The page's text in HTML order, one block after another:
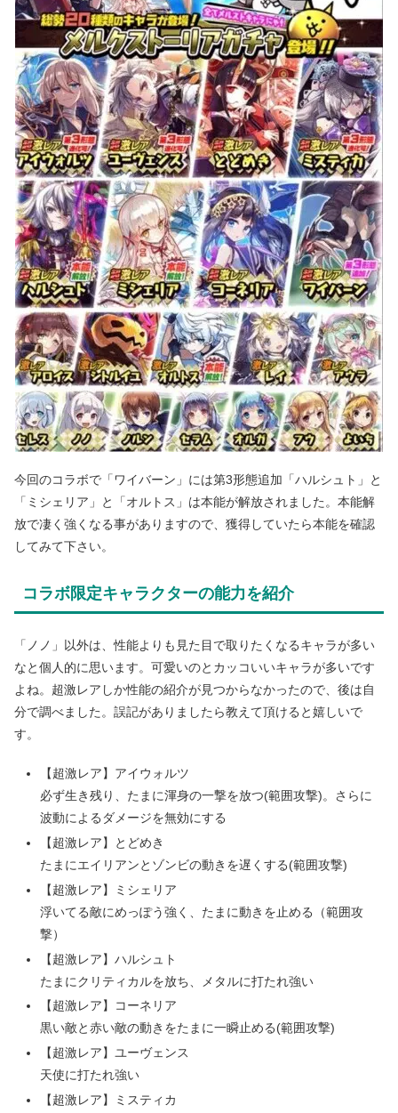
今回のコラボで「ワイバーン」には第3形態追加「ハルシュト」と
「ミシェリア」と「オルトス」は本能が解放されました。本能解
放で凄く強くなる事がありますので、獲得していたら本能を確認
してみて下さい。
コラボ限定キャラクターの能力を紹介
「ノノ」以外は、性能よりも見た目で取りたくなるキャラが多い
なと個人的に思います。可愛いのとカッコいいキャラが多いです
よね。超激レアしか性能の紹介が見つからなかったので、後は自
分で調べました。誤記がありましたら教えて頂けると嬉しいで
す。
【超激レア】アイウォルツ
必ず生き残り、たまに渾身の一撃を放つ(範囲攻撃)。さらに
波動によるダメージを無効にする
【超激レア】とどめき
たまにエイリアンとゾンビの動きを遅くする(範囲攻撃)
【超激レア】ミシェリア
浮いてる敵にめっぽう強く、たまに動きを止める（範囲攻
撃）
【超激レア】ハルシュト
たまにクリティカルを放ち、メタルに打たれ強い
【超激レア】コーネリア
黒い敵と赤い敵の動きをたまに一瞬止める(範囲攻撃)
【超激レア】ユーヴェンス
天使に打たれ強い
【超激レア】ミスティカ